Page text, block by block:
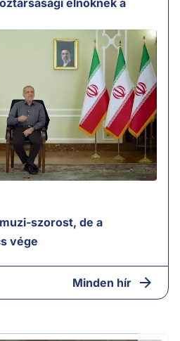
elnöknek a
szorost, de a
vége
Minden hír